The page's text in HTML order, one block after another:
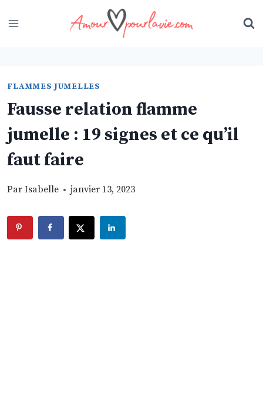
to
FLAMMES JUMELLES
Fausse relation flamme
jumelle : 19 signes et ce qu’il
faut faire
Par Isabelle janvier 13, 2023